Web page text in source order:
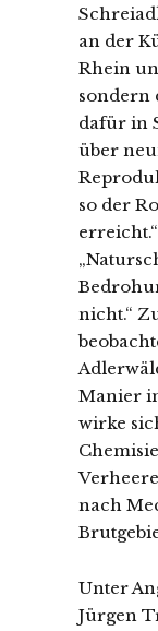
an der
Rhein
sondern
dafür in
über
so der
nicht.“
Manier
wirke
nach
Unter
Jürgen